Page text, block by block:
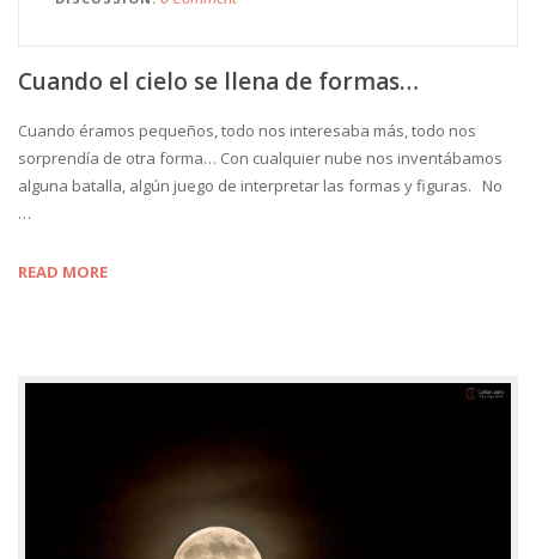
Cuando el cielo se llena de formas…
Cuando éramos pequeños, todo nos interesaba más, todo nos
sorprendía de otra forma… Con cualquier nube nos inventábamos
alguna batalla, algún juego de interpretar las formas y figuras. No
…
READ MORE